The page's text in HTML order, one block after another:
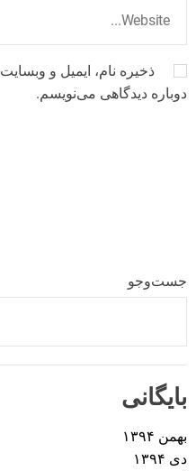
ذخیره نام، ایمیل و
دوباره دیدگاهی می‌نویسم.
جست‌وجو
بایگانی
بهمن ۱۳۹۴
دی ۱۳۹۴